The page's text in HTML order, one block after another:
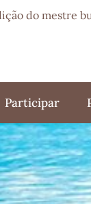
do mestre
Participar